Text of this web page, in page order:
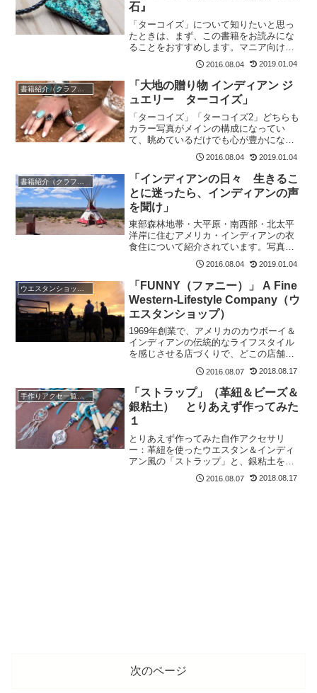
石』
「ターコイズ」について知りたいと思っ
たときは、まず、この書籍をお読みにな
ることをおすすめします。マニア向けで
はありませんがビギナーであれば、この
書籍でひととおりのことは知ることがで
きると思います。
2016.08.04 2019.01.04
「大地の贈り物 インディアン ジ
ュエリー ターコイズ」
「ターコイズ」「ターコイズ2」どちらも
カラー写真がメインの構成になってい
て、眺めているだけでも心が豊かになる
ような、楽しい特集本です。あらためて
「ターコイズと銀」の組み合わせの美し
さを知ることができます。
2016.08.04 2019.01.04
「インディアンの日々 生きるこ
とに迷ったら、インディアンの声
を聞け」
東部森林地帯・大平原・南西部・北太平
洋岸に住むアメリカ・インディアンの衣
食住について紹介されています。写真や
絵、図面などを豊富に使用し、たいへん
わかりやすく紹介されています。
2016.08.04 2019.01.04
ウエスタンショップ紹介
「FUNNY（ファニー）」 A Fine
Western-Lifestyle Company（ウ
エスタンショップ）
1969年創業で、アメリカのカウボーイ＆
インディアンの伝統的なライフスタイル
を感じさせる店づくりで、どこの店舗も
入口の前に立つだけで「わくわく」する
ショップです。ウエスタン・アイテムな
らここに行けばすべて揃います。
2016.08.07 2018.08.17
手作りアクセ一覧（革＆銀粘土）
「ストラップ」（革紐＆ビーズ＆
銀粘土） とりあえず作ってみた
１
とりあえず作ってみた自作アクセサリ
ー：革紐を使ったウエスタン＆インディ
アン風の「ストラップ」と、銀粘土を使
った「ストラップ用トップ」などを紹介
2016.08.07 2018.08.17
次のページ